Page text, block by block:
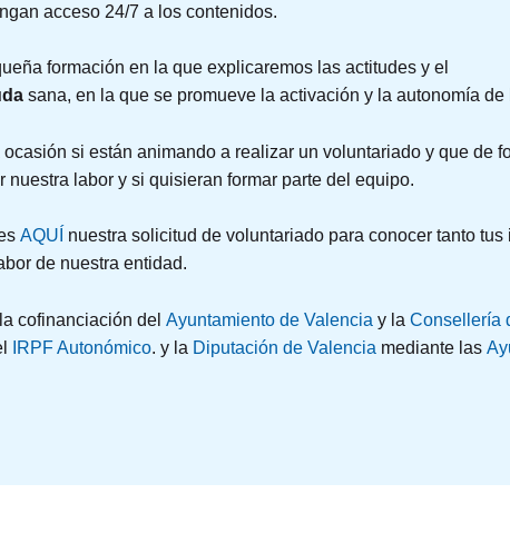
acceso 24/7 a los contenidos.
formación en la que explicaremos las actitudes y el
sana, en la que se promueve la activación y la autonomía
si están animando a realizar un voluntariado y que de
nuestra labor y si quisieran formar parte del equipo.
AQUÍ nuestra solicitud de voluntariado para conocer tanto
de nuestra entidad.
cofinanciación del Ayuntamiento de Valencia y la Consellería
IRPF Autonómico. y la Diputación de Valencia mediante las